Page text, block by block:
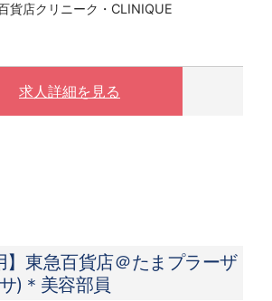
記の場合は、割増した時給をお支払いしま
8時間以上は1.25倍
10時以降は1.25倍
貨店クリニーク・CLINIQUE
求人詳細を見る
】東急百貨店＠たまプラーザ
)＊美容部員